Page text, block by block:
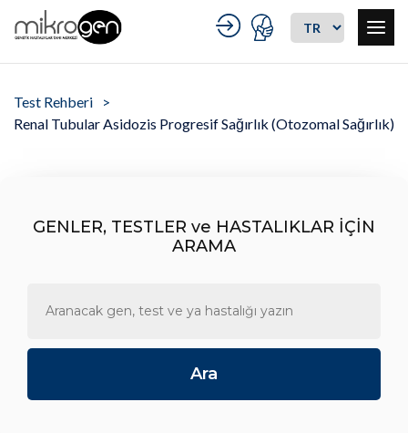
Test Rehberi
Renal Tubular Asidozis Progresif Sağırlık (Otozomal Sağırlık)
GENLER, TESTLER ve HASTALIKLAR İÇİN
ARAMA